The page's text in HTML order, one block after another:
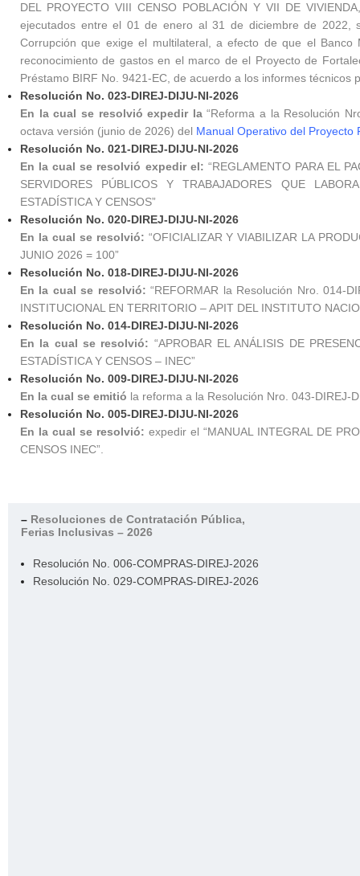
DEL PROYECTO VIII CENSO POBLACIÓN Y VII DE
ejecutados entre el 01 de enero al 31 de diciembre de
Corrupción que exige el multilateral, a efecto de que el
reconocimiento de gastos en el marco de el Proyecto de
Préstamo BIRF No. 9421-EC, de acuerdo a los informes técnicos
Resolución No. 023-DIREJ-DIJU-NI-2026
En la cual se resolvió expedir la“Reforma a la Resolución
octava versión (junio de 2026) del Manual Operativo del Proyecto
Resolución No. 021-DIREJ-DIJU-NI-2026
En la cual se resolvió expedir el: “REGLAMENTO PARA EL
SERVIDORES PÚBLICOS Y TRABAJADORES QUE
ESTADÍSTICA Y CENSOS”
Resolución No. 020-DIREJ-DIJU-NI-2026
En la cual se resolvió: “OFICIALIZAR Y VIABILIZAR LA
JUNIO 2026 = 100”
Resolución No. 018-DIREJ-DIJU-NI-2026
En la cual se resolvió:“REFORMAR la Resolución Nro. 014-
INSTITUCIONAL EN TERRITORIO – APIT DEL INSTITUTO
Resolución No. 014-DIREJ-DIJU-NI-2026
En la cual se resolvió: “APROBAR EL ANÁLISIS DE
ESTADÍSTICA Y CENSOS – INEC”
Resolución No. 009-DIREJ-DIJU-NI-2026
En la cual se emitió la reforma a la Resolución Nro. 043-DIREJ-
Resolución No. 005-DIREJ-DIJU-NI-2026
En la cual se resolvió: expedir el “MANUAL INTEGRAL DE
CENSOS INEC”.
– Resoluciones de Contratación Pública,
Ferias Inclusivas – 2026
Resolución No. 006-COMPRAS-DIREJ-2026
Resolución No. 029-COMPRAS-DIREJ-2026